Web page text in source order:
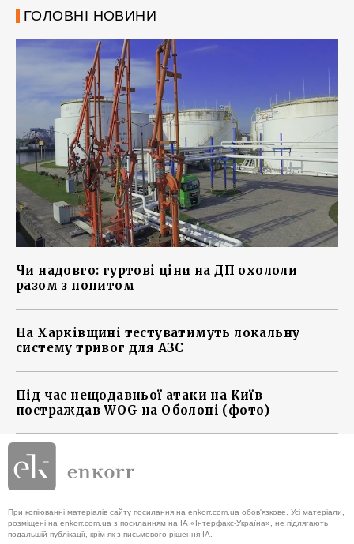
ГОЛОВНІ НОВИНИ
Чи надовго: гуртові ціни на ДП охололи
разом з попитом
На Харківщині тестуватимуть локальну
систему тривог для АЗС
Під час нещодавньої атаки на Київ
постраждав WOG на Оболоні (фото)
При копіюванні матеріалів сайту посилання на enkorr.com.ua обов'язкове. Усі матеріали,
розміщені на enkorr.com.ua з посиланням на ІА «Інтерфакс-Україна», не підлягають
подальшій публікації, крім як з письмового рішення ІА.